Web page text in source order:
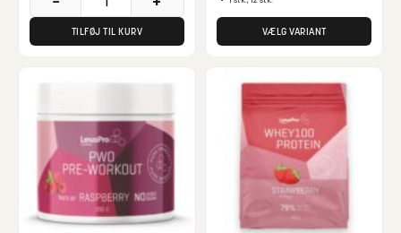
TILFØJ TIL KURV VÆLG VARIANT